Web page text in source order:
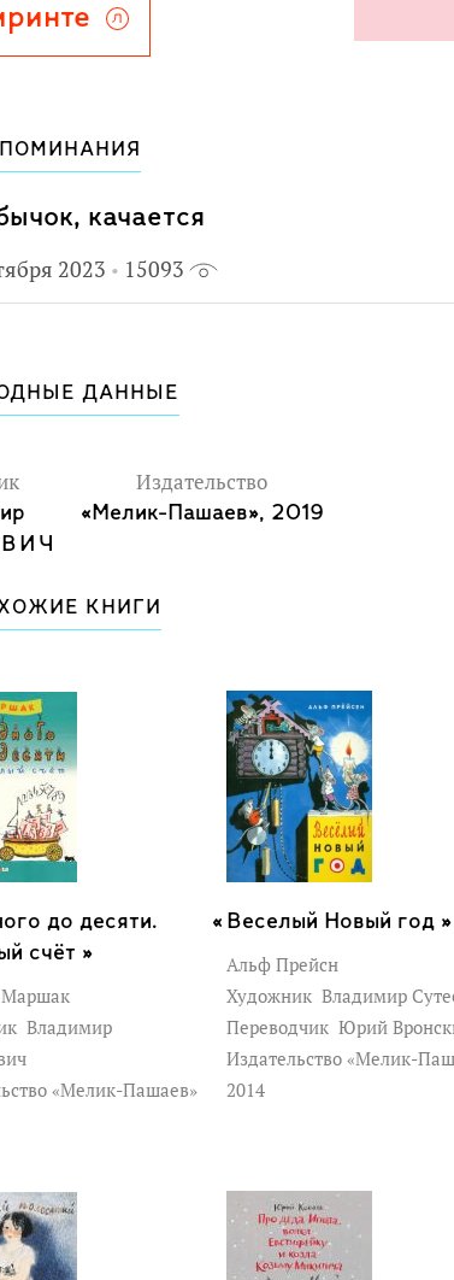
качается
2023 15093
ДАННЫЕ
Издательство
«Мелик-Пашаев», 2019
КНИГИ
до десяти.
счёт »
Владимир
«Мелик-Пашаев»
Веселый Новый год »
Альф Прейсн
Художник Владимир
Переводчик Юрий
Издательство «Мелик-
2014